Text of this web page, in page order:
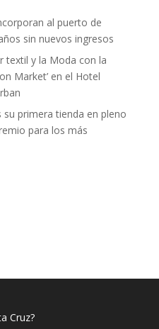
al puerto de
sin nuevos ingresos
textil y la Moda con la
Market’ en el Hotel
primera tienda en pleno
para los más
Cruz?